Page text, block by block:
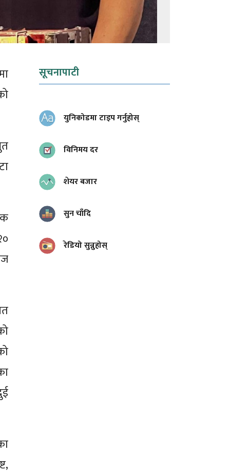
सूचनापाटी
युनिकोडमा टाइप गर्नुहोस्
विनिमय दर
शेयर बजार
सुन चाँदि
रेडियो सुन्नुहोस्